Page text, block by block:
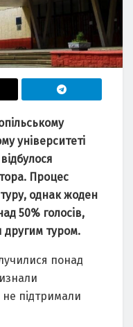
унiверситетi
Процес
однак жоден
50% голосiв,
другим туром.
понад
пiдтримали